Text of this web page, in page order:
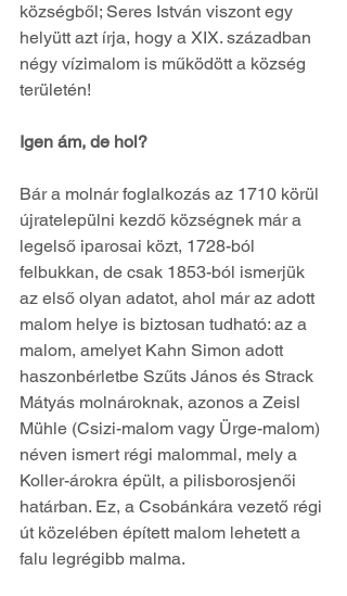
községből; Seres István viszont egy
helyütt azt írja, hogy a XIX. században
négy vízimalom is működött a község
területén!
Igen ám, de hol?
Bár a molnár foglalkozás az 1710 körül
újratelepülni kezdő községnek már a
legelső iparosai közt, 1728-ból
felbukkan, de csak 1853-ból ismerjük
az első olyan adatot, ahol már az adott
malom helye is biztosan tudható: az a
malom, amelyet Kahn Simon adott
haszonbérletbe Szűts János és Strack
Mátyás molnároknak, azonos a Zeisl
Mühle (Csizi-malom vagy Ürge-malom)
néven ismert régi malommal, mely a
Koller-árokra épült, a pilisborosjenői
határban. Ez, a Csobánkára vezető régi
út közelében épített malom lehetett a
falu legrégibb malma.